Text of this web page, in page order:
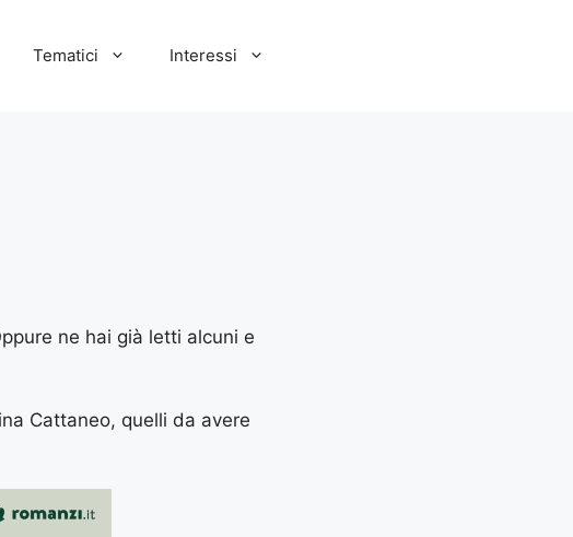
Tematici Interessi
ne hai già letti alcuni e
Cattaneo, quelli da avere